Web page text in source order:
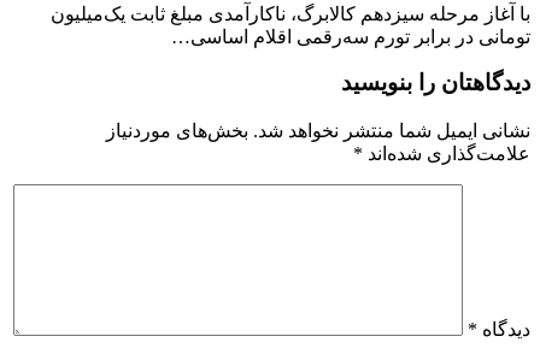
با آغاز مرحله سیزدهم کالابرگ، ناکارآمدی مبلغ ثابت یک‌میلیون
تومانی در برابر تورم سه‌رقمی اقلام اساسی…
دیدگاهتان را بنویسید
نشانی ایمیل شما منتشر نخواهد شد. بخش‌های موردنیاز
علامت‌گذاری شده‌اند *
دیدگاه *